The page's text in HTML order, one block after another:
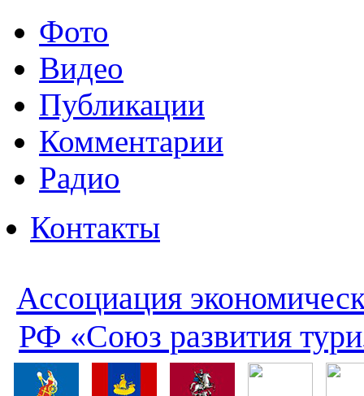
Фото
Видео
Публикации
Комментарии
Радио
Контакты
Ассоциация
РФ «Союз развития